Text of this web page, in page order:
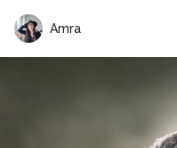
Amra